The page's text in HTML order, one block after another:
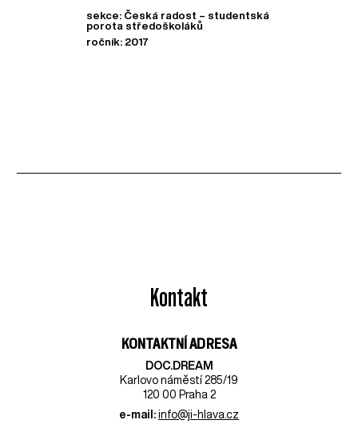
sekce: Česká radost – studentská
porota středoškoláků
ročník: 2017
Kontakt
KONTAKTNÍ ADRESA
DOC.DREAM​
Karlovo náměstí 285/19
120 00 Praha 2
e-mail: info@ji-hlava.cz